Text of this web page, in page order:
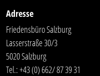
Adresse
Friedensbüro Salzburg
Lasserstraße 30/3
5020 Salzburg
Tel.:+43 (0) 662/ 87 39 31